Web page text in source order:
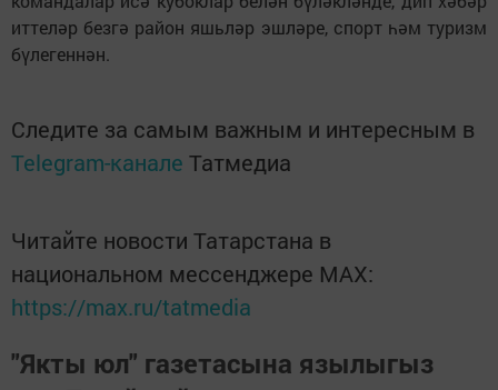
иттеләр безгә район яшьләр эшләре, спорт һәм туризм
бүлегеннән.
Следите за самым важным и интересным в
Telegram-канале Татмедиа
Читайте новости Татарстана в
национальном мессенджере MАХ:
https://max.ru/tatmedia
"Якты юл" газетасына язылыгыз